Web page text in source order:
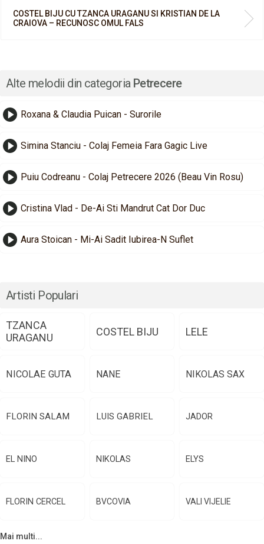
COSTEL BIJU CU TZANCA URAGANU SI KRISTIAN DE LA
CRAIOVA – RECUNOSC OMUL FALS
Alte melodii din categoria Petrecere
Roxana & Claudia Puican - Surorile
Simina Stanciu - Colaj Femeia Fara Gagic Live
Puiu Codreanu - Colaj Petrecere 2026 (Beau Vin Rosu)
Cristina Vlad - De-Ai Sti Mandrut Cat Dor Duc
Aura Stoican - Mi-Ai Sadit Iubirea-N Suflet
Artisti Populari
TZANCA
URAGANU
COSTEL BIJU LELE
NICOLAE GUTA NANE NIKOLAS SAX
FLORIN SALAM LUIS GABRIEL JADOR
EL NINO NIKOLAS ELYS
FLORIN CERCEL BVCOVIA VALI VIJELIE
Mai multi...